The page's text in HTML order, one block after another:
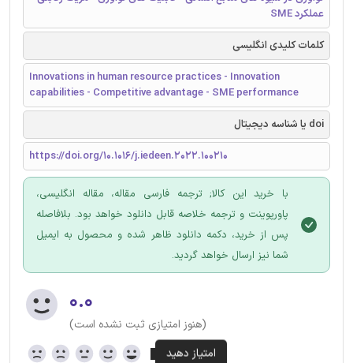
عملکرد SME
کلمات کلیدی انگلیسی
Innovations in human resource practices - Innovation
capabilities - Competitive advantage - SME performance
doi یا شناسه دیجیتال
https://doi.org/10.1016/j.iedeen.2022.100210
با خرید این کالا; ترجمه فارسی مقاله، مقاله انگلیسی،
پاورپوینت و ترجمه خلاصه قابل دانلود خواهد بود. بلافاصله
پس از خرید، دکمه دانلود ظاهر شده و محصول به ایمیل
شما نیز ارسال خواهد گردید.
۰.۰
(هنوز امتیازی ثبت نشده است)